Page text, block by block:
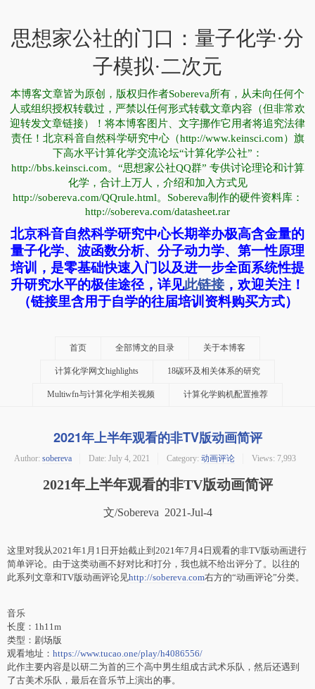
思想家公社的门口：量子化学·分
子模拟·二次元
本博客文章皆为原创，版权归作者Sobereva所有，从未向任何个
人或组织授权转载过，严禁以任何形式转载文章内容（但非常欢
迎转发文章链接）！将本博客图片、文字挪作它用者将追究法律
责任！北京科音自然科学研究中心（http://www.keinsci.com）旗
下高水平计算化学交流论坛“计算化学公社”：
http://bbs.keinsci.com。“思想家公社QQ群” 专供讨论理论和计算
化学，合计上万人，介绍和加入方式见
http://sobereva.com/QQrule.html。Sobereva制作的硬件资料库：
http://sobereva.com/datasheet.rar
北京科音自然科学研究中心长期举办极高含金量的
量子化学、波函数分析、分子动力学、第一性原理
培训，是零基础快速入门以及进一步全面系统性提
升研究水平的极佳途径，详见此链接，欢迎关注！
（链接里含用于自学的往届培训资料购买方式）
首页 全部博文的目录 关于本博客
计算化学网文highlights 18碳环及相关体系的研究
Multiwfn与计算化学相关视频 计算化学购机配置推荐
2021年上半年观看的非TV版动画简评
Author: sobereva Date: July 4, 2021 Category: 动画评论 Views: 7,993
2021年上半年观看的非TV版动画简评
文/Sobereva 2021-Jul-4
这里对我从2021年1月1日开始截止到2021年7月4日观看的非TV版动画进行
简单评论。由于这类动画不好对比和打分，我也就不给出评分了。以往的
此系列文章和TV版动画评论见http://sobereva.com右方的“动画评论”分类。
音乐
长度：1h11m
类型：剧场版
观看地址： https://www.tucao.one/play/h4086556/
此作主要内容是以研二为首的三个高中男生组成古武术乐队，然后还遇到
了古美术乐队，最后在音乐节上演出的事。